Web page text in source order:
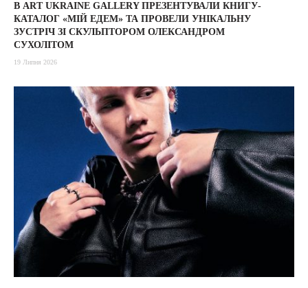
В ART UKRAINE GALLERY ПРЕЗЕНТУВАЛИ КНИГУ-
КАТАЛОГ «МІЙ ЕДЕМ» ТА ПРОВЕЛИ УНІКАЛЬНУ
ЗУСТРІЧ ЗІ СКУЛЬПТОРОМ ОЛЕКСАНДРОМ
СУХОЛІТОМ
19 Липня 2026